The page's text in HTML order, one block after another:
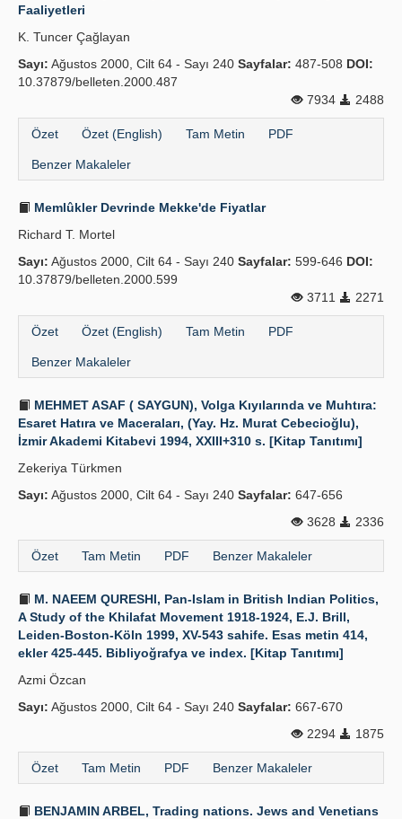
Faaliyetleri
K. Tuncer Çağlayan
Sayı: Ağustos 2000, Cilt 64 - Sayı 240 Sayfalar: 487-508 DOI:
10.37879/belleten.2000.487
7934
2488
Özet Özet (English) Tam Metin PDF
Benzer Makaleler
Memlûkler Devrinde Mekke'de Fiyatlar
Richard T. Mortel
Sayı: Ağustos 2000, Cilt 64 - Sayı 240 Sayfalar: 599-646 DOI:
10.37879/belleten.2000.599
3711
2271
Özet Özet (English) Tam Metin PDF
Benzer Makaleler
MEHMET ASAF ( SAYGUN), Volga Kıyılarında ve Muhtıra:
Esaret Hatıra ve Maceraları, (Yay. Hz. Murat Cebecioğlu),
İzmir Akademi Kitabevi 1994, XXIII+310 s. [Kitap Tanıtımı]
Zekeriya Türkmen
Sayı: Ağustos 2000, Cilt 64 - Sayı 240 Sayfalar: 647-656
3628
2336
Özet Tam Metin PDF Benzer Makaleler
M. NAEEM QURESHI, Pan-Islam in British Indian Politics,
A Study of the Khilafat Movement 1918-1924, E.J. Brill,
Leiden-Boston-Köln 1999, XV-543 sahife. Esas metin 414,
ekler 425-445. Bibliyoğrafya ve index. [Kitap Tanıtımı]
Azmi Özcan
Sayı: Ağustos 2000, Cilt 64 - Sayı 240 Sayfalar: 667-670
2294
1875
Özet Tam Metin PDF Benzer Makaleler
BENJAMIN ARBEL, Trading nations. Jews and Venetians